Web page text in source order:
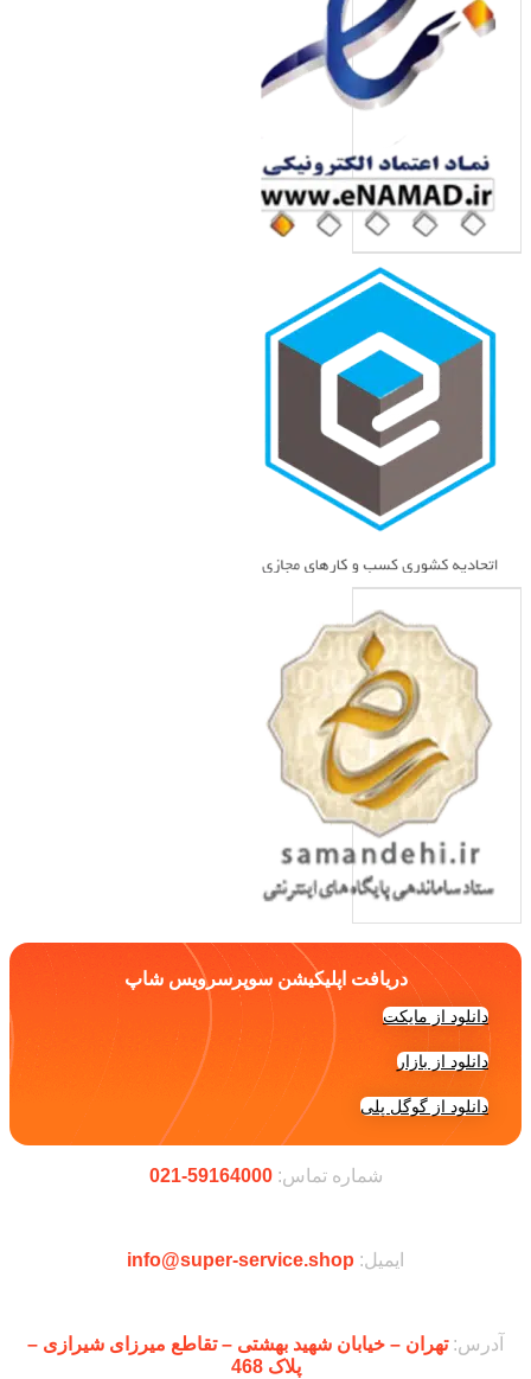
دریافت اپلیکیشن سوپرسرویس شاپ
دانلود از مایکت
دانلود از بازار
دانلود از گوگل پلی
شماره تماس:59164000-021
ایمیل: info@super-service.shop
آدرس:تهران – خیابان شهید بهشتی – تقاطع میرزای شیرازی –
پلاک 468